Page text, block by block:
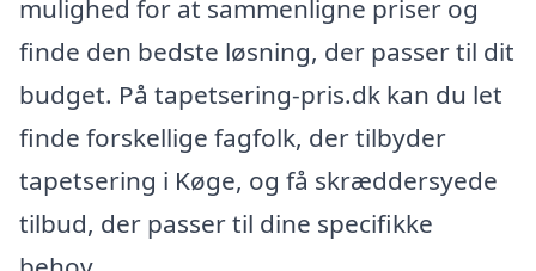
mulighed for at sammenligne priser og
finde den bedste løsning, der passer til dit
budget. På tapetsering-pris.dk kan du let
finde forskellige fagfolk, der tilbyder
tapetsering i Køge, og få skræddersyede
tilbud, der passer til dine specifikke